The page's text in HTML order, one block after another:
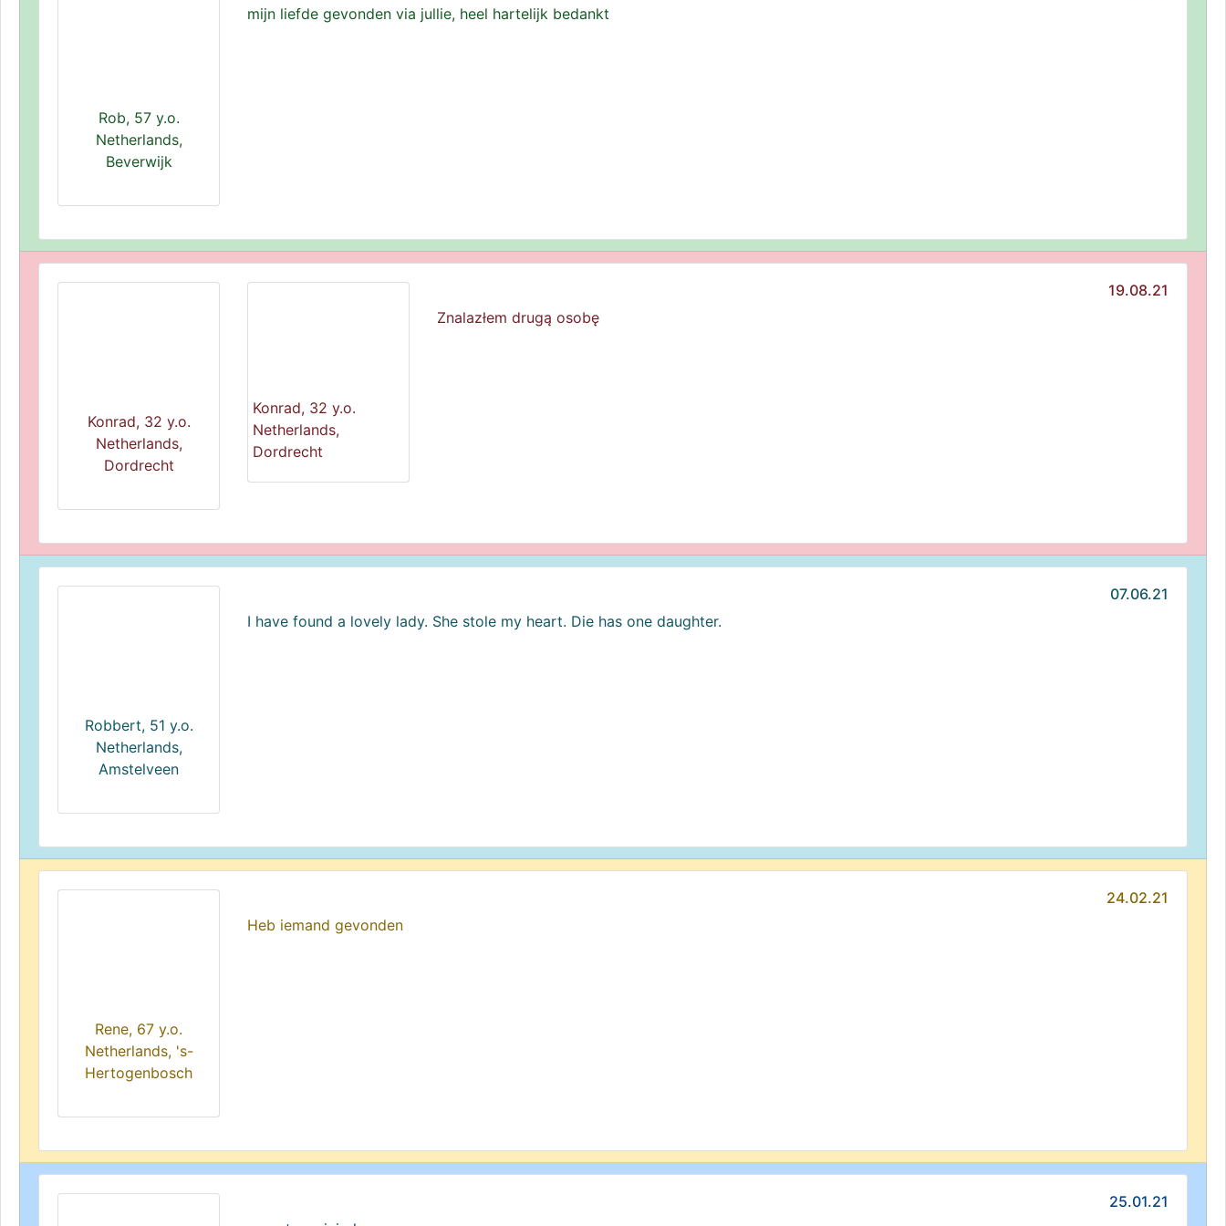
Rob, 57 y.o.
Netherlands,
Beverwijk
mijn liefde gevonden via jullie, heel hartelijk bedankt
Konrad, 32 y.o.
Netherlands,
Dordrecht
Konrad, 32 y.o.
Netherlands,
Dordrecht
19.08.21
Znalazłem drugą osobę
Robbert, 51 y.o.
Netherlands,
Amstelveen
07.06.21
I have found a lovely lady. She stole my heart. Die has one daughter.
Rene, 67 y.o.
Netherlands, 's-
Hertogenbosch
24.02.21
Heb iemand gevonden
25.01.21